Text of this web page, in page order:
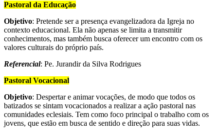
Pastoral da Educação
Objetivo: Pretende ser a presença evangelizadora da Igreja no
contexto educacional. Ela não apenas se limita a transmitir
conhecimentos, mas também busca oferecer um encontro com os
valores culturais do próprio país.
Referencial: Pe. Jurandir da Silva Rodrigues
Pastoral Vocacional
Objetivo: Despertar e animar vocações, de modo que todos os
batizados se sintam vocacionados a realizar a ação pastoral nas
comunidades eclesiais. Tem como foco principal o trabalho com os
jovens, que estão em busca de sentido e direção para suas vidas.